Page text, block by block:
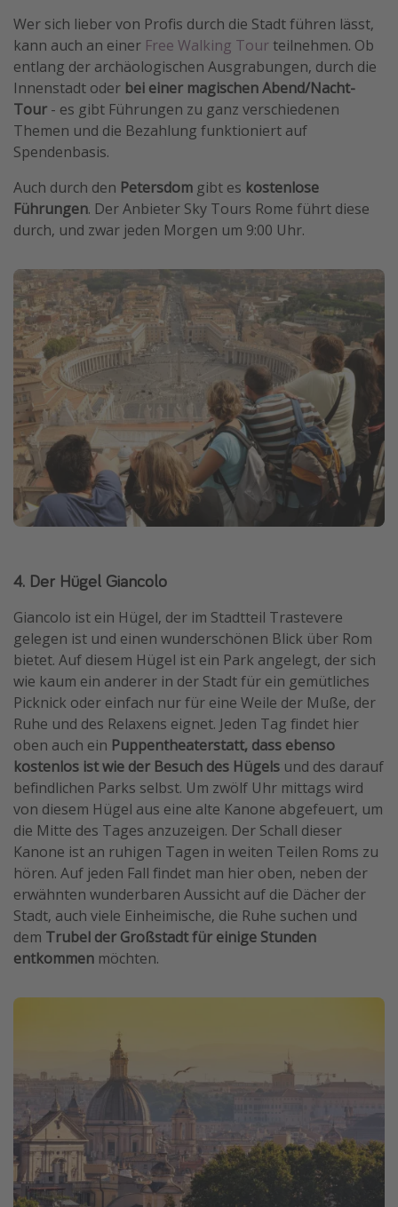
Wer sich lieber von Profis durch die Stadt führen lässt,
kann auch an einer Free Walking Tour teilnehmen. Ob
entlang der archäologischen Ausgrabungen, durch die
Innenstadt oder bei einer magischen Abend/Nacht-
Tour - es gibt Führungen zu ganz verschiedenen
Themen und die Bezahlung funktioniert auf
Spendenbasis.
Auch durch den Petersdom gibt es kostenlose
Führungen. Der Anbieter Sky Tours Rome führt diese
durch, und zwar jeden Morgen um 9:00 Uhr.
4. Der Hügel Giancolo
Giancolo ist ein Hügel, der im Stadtteil Trastevere
gelegen ist und einen wunderschönen Blick über Rom
bietet. Auf diesem Hügel ist ein Park angelegt, der sich
wie kaum ein anderer in der Stadt für ein gemütliches
Picknick oder einfach nur für eine Weile der Muße, der
Ruhe und des Relaxens eignet. Jeden Tag findet hier
oben auch ein Puppentheaterstatt, dass ebenso
kostenlos ist wie der Besuch des Hügels und des darauf
befindlichen Parks selbst. Um zwölf Uhr mittags wird
von diesem Hügel aus eine alte Kanone abgefeuert, um
die Mitte des Tages anzuzeigen. Der Schall dieser
Kanone ist an ruhigen Tagen in weiten Teilen Roms zu
hören. Auf jeden Fall findet man hier oben, neben der
erwähnten wunderbaren Aussicht auf die Dächer der
Stadt, auch viele Einheimische, die Ruhe suchen und
dem Trubel der Großstadt für einige Stunden
entkommen möchten.